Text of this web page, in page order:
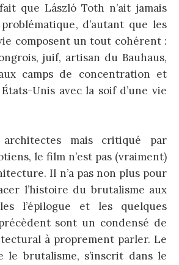
que László Toth n’ait jamais
d’autant que les
composent un tout cohérent :
juif, artisan du Bauhaus,
camps de concentration et
Unis avec la soif d’une vie
mais critiqué par
le film n’est pas (vraiment)
Il n’a pas non plus pour
l’histoire du brutalisme aux
l’épilogue et les quelques
sont un condensé de
à proprement parler. Le
le brutalisme, s’inscrit dans le